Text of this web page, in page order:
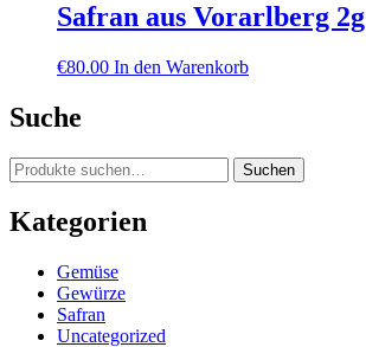
Safran aus Vorarlberg 2g
€80.00 In den Warenkorb
Suche
Suche
nach:
Suchen
Kategorien
Gemüse
Gewürze
Safran
Uncategorized